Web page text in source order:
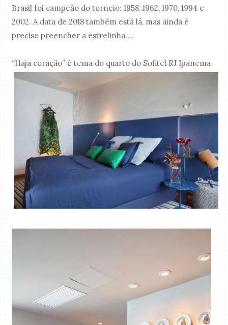
Brasil foi campeão do torneio: 1958, 1962, 1970, 1994 e
2002. A data de 2018 também está lá, mas ainda é
preciso preencher a estrelinha….
“Haja coração” é tema do quarto do Sofitel RJ Ipanema